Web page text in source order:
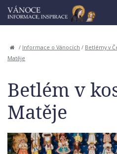
/ Informace o Vánocích / Betlémy v
Matěje
Betlém v
Matěje